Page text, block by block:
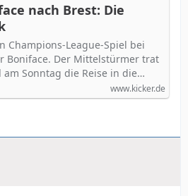
nach Brest: Die
Champions-League-Spiel bei
Boniface. Der Mittelstürmer trat
Sonntag die Reise in die…
www.kicker.de